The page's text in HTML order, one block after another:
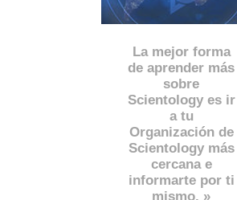
La mejor forma
de aprender más
sobre
Scientology es ir
a tu
Organización de
Scientology más
cercana e
informarte por ti
mismo. »